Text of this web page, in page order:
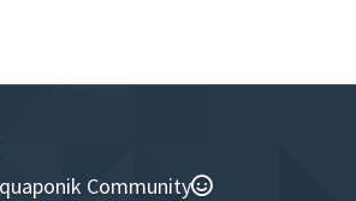
Community